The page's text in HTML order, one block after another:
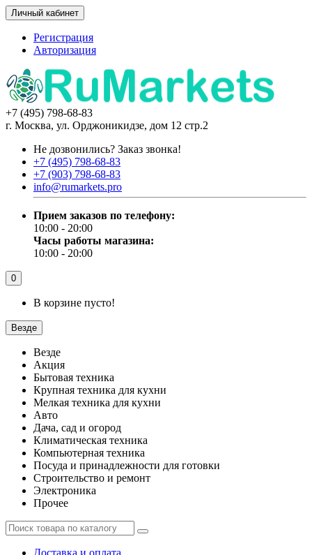
Личный кабинет
Регистрация
Авторизация
+7 (495) 798-68-83
г. Москва, ул. Орджоникидзе, дом 12 стр.2
Не дозвонились? Заказ звонка!
+7 (495) 798-68-83
+7 (903) 798-68-83
info@rumarkets.pro
Прием заказов по телефону:
10:00 - 20:00
Часы работы магазина:
10:00 - 20:00
0
В корзине пусто!
Везде
Везде
Акция
Бытовая техника
Крупная техника для кухни
Мелкая техника для кухни
Авто
Дача, сад и огород
Климатическая техника
Компьютерная техника
Посуда и принадлежности для готовки
Строительство и ремонт
Электроника
Прочее
Доставка и оплата